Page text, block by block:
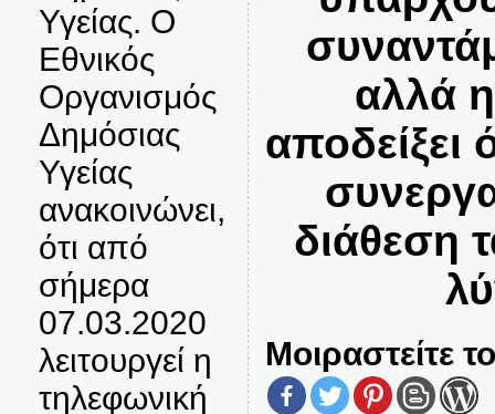
Υγείας. Ο
Εθνικός
Οργανισμός
Δημόσιας
Υγείας
ανακοινώνει,
ότι από
σήμερα
07.03.2020
λειτουργεί η
τηλεφωνική
αλλά
αποδείξει
διάθεση
Μοιραστείτε